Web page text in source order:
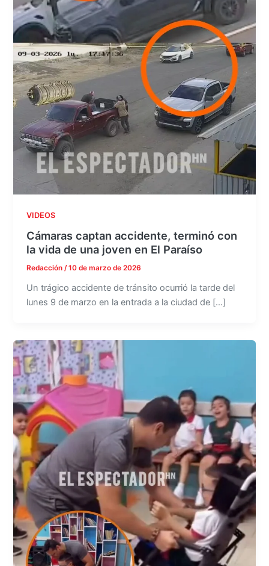
VIDEOS
Cámaras captan accidente, terminó con
la vida de una joven en El Paraíso
Redacción/10 de marzo de 2026
Un trágico accidente de tránsito ocurrió la tarde del
lunes 9 de marzo en la entrada a la ciudad de […]